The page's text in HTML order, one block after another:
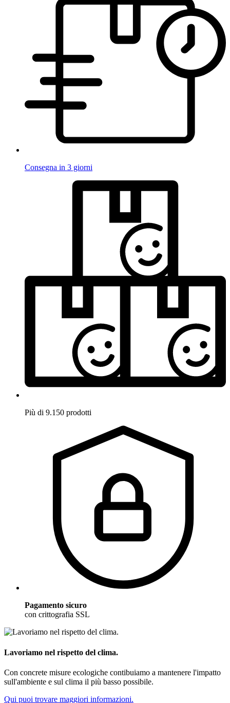
Consegna in 3 giorni
Più di 9.150 prodotti
Pagamento sicuro
con crittografia SSL
Lavoriamo nel rispetto del clima.
Con concrete misure ecologiche contibuiamo a mantenere l'impatto
sull'ambiente e sul clima il più basso possibile.
Qui puoi trovare maggiori informazioni.